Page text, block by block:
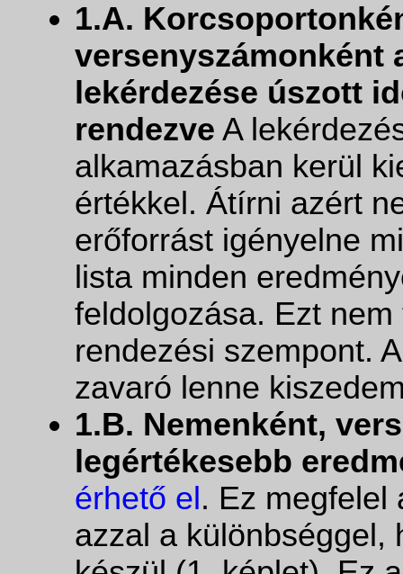
1.A.
versenyszámonként
lekérdezése úszott
rendezve A
alkamazásban kerül
értékkel. Átírni azért
erőforrást igényelne
lista minden
feldolgozása. Ezt
rendezési szempont.
zavaró lenne
1.B. Nemenként,
legértékesebb
érhető el . Ez megfelel
azzal a különbséggel,